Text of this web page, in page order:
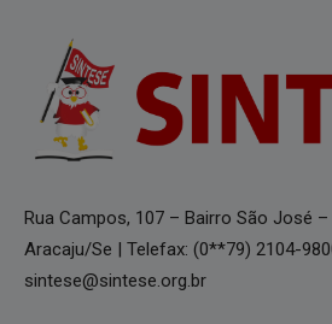
Rua Campos, 107 – Bairro São José –
Aracaju/Se | Telefax: (0**79) 2104-
sintese@sintese.org.br